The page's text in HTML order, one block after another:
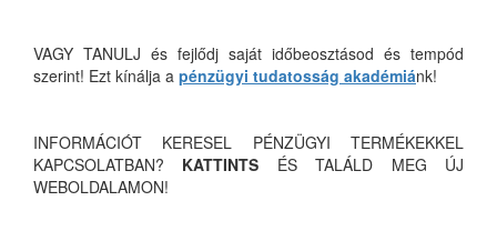
VAGY TANULJ és fejlődj saját időbeosztásod és tempód
szerint! Ezt kínálja a pénzügyi tudatosság akadémiánk!
INFORMÁCIÓT KERESEL PÉNZÜGYI TERMÉKEKKEL
KAPCSOLATBAN? KATTINTS ÉS TALÁLD MEG ÚJ
WEBOLDALAMON!